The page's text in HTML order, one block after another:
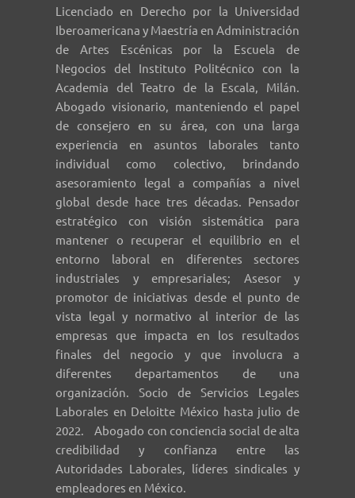
Licenciado en Derecho por la Universidad
Iberoamericana y Maestría en Administración
de Artes Escénicas por la Escuela de
Negocios del Instituto Politécnico con la
Academia del Teatro de la Escala, Milán.
Abogado visionario, manteniendo el papel
de consejero en su área, con una larga
experiencia en asuntos laborales tanto
individual como colectivo, brindando
asesoramiento legal a compañías a nivel
global desde hace tres décadas. Pensador
estratégico con visión sistemática para
mantener o recuperar el equilibrio en el
entorno laboral en diferentes sectores
industriales y empresariales; Asesor y
promotor de iniciativas desde el punto de
vista legal y normativo al interior de las
empresas que impacta en los resultados
finales del negocio y que involucra a
diferentes departamentos de una
organización. Socio de Servicios Legales
Laborales en Deloitte México hasta julio de
2022. Abogado con conciencia social de alta
credibilidad y confianza entre las
Autoridades Laborales, líderes sindicales y
empleadores en México.